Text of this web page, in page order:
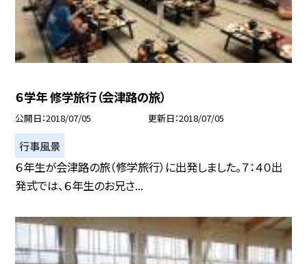
６学年 修学旅行（会津路の旅）
公開日 2018/07/05 更新日 2018/07/05
行事風景
６年生が会津路の旅（修学旅行）に出発しました。７：４０出
発式では、６年生のお兄さ...